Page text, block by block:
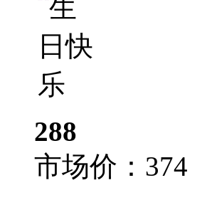
288
市场价： 374